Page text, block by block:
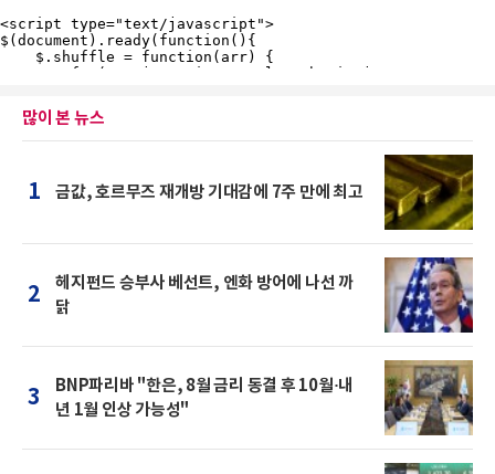
많이 본 뉴스
1 금값, 호르무즈 재개방 기대감에 7주 만에 최고
2
헤지펀드 승부사 베선트, 엔화 방어에 나선 까
닭
3
BNP파리바 "한은, 8월 금리 동결 후 10월·내
년 1월 인상 가능성"